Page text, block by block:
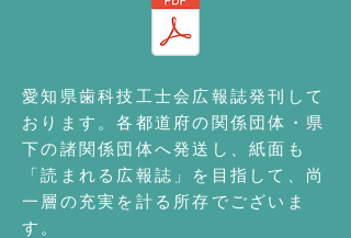
愛知県歯科技工士会広報誌発刊して
おります。各都道府の関係団体・県
下の諸関係団体へ発送し、紙面も
「読まれる広報誌」を目指して、尚
一層の充実を計る所存でございま
す。